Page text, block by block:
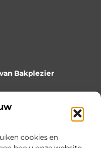
cookies en
Bakplezier
je elke dag